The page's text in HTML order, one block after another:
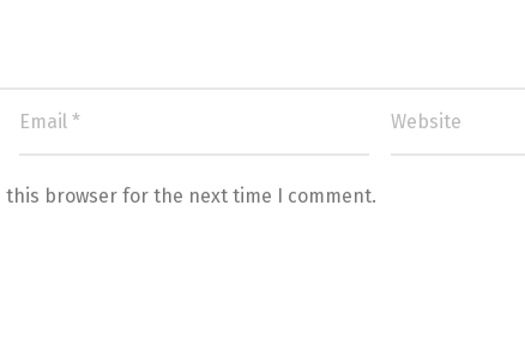
this browser for the next time I comment.